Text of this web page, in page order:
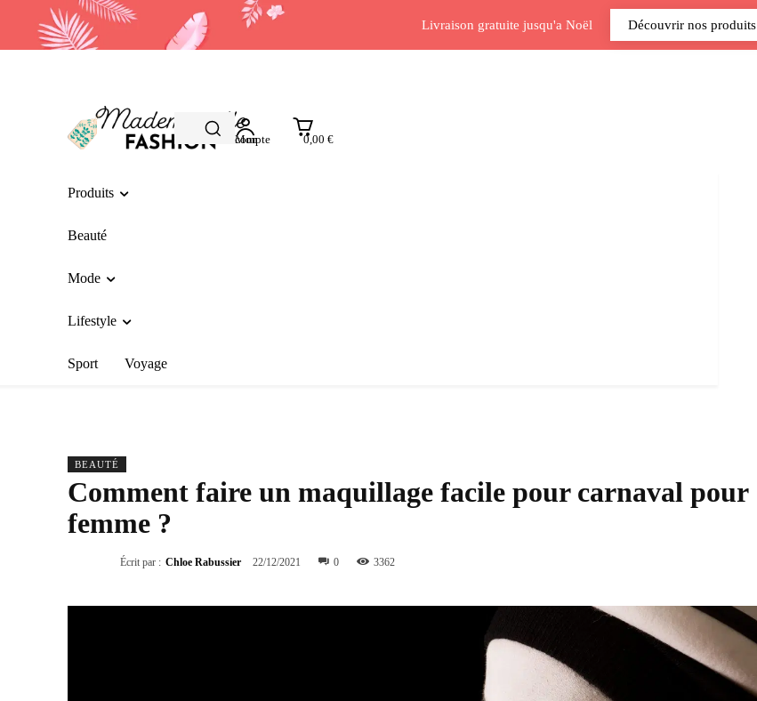
Livraison gratuite jusqu'a Noël Découvrir nos produits
Mon compte 0,00 €
Produits
Beauté
Mode
Lifestyle
Sport Voyage
BEAUTÉ
Comment faire un maquillage facile pour carnaval pour
femme ?
Écrit par : Chloe Rabussier 22/12/2021 0 3362